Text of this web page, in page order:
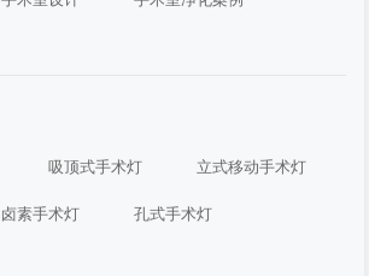
吸顶式手术灯 立式移动手术灯
卤素手术灯 孔式手术灯